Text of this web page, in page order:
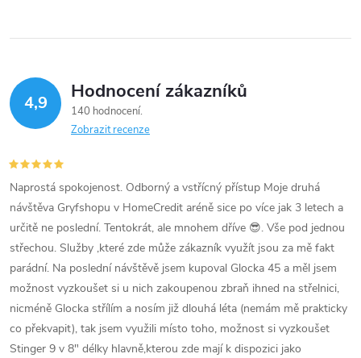
4,9 Hodnocení zákazníků
140 hodnocení
Zobrazit recenze
Naprostá spokojenost. Odborný a vstřícný přístup Moje druhá
návštěva Gryfshopu v HomeCredit aréně sice po více jak 3 letech a
určitě ne poslední. Tentokrát, ale mnohem dříve 😎. Vše pod jednou
střechou. Služby ,které zde může zákazník využít jsou za mě fakt
parádní. Na poslední návštěvě jsem kupoval Glocka 45 a měl jsem
možnost vyzkoušet si u nich zakoupenou zbraň ihned na střelnici,
nicméně Glocka střílím a nosím již dlouhá léta (nemám mě prakticky
co překvapit), tak jsem využili místo toho, možnost si vyzkoušet
Stinger 9 v 8" délky hlavně,kterou zde mají k dispozici jako